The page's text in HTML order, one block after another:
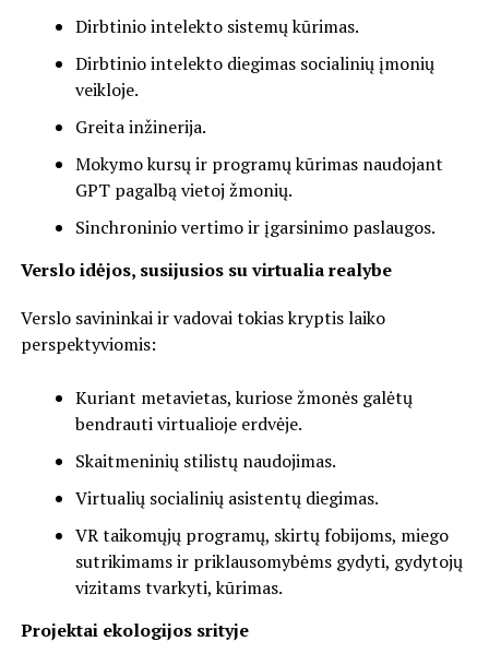
Dirbtinio intelekto sistemų kūrimas.
Dirbtinio intelekto diegimas socialinių įmonių
veikloje.
Greita inžinerija.
Mokymo kursų ir programų kūrimas naudojant
GPT pagalbą vietoj žmonių.
Sinchroninio vertimo ir įgarsinimo paslaugos.
Verslo idėjos, susijusios su virtualia realybe
Verslo savininkai ir vadovai tokias kryptis laiko
perspektyviomis:
Kuriant metavietas, kuriose žmonės galėtų
bendrauti virtualioje erdvėje.
Skaitmeninių stilistų naudojimas.
Virtualių socialinių asistentų diegimas.
VR taikomųjų programų, skirtų fobijoms, miego
sutrikimams ir priklausomybėms gydyti, gydytojų
vizitams tvarkyti, kūrimas.
Projektai ekologijos srityje